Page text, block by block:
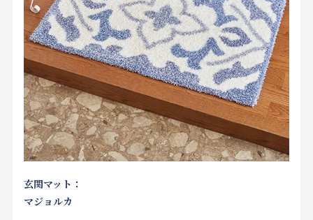
玄関マット：
マジョルカ